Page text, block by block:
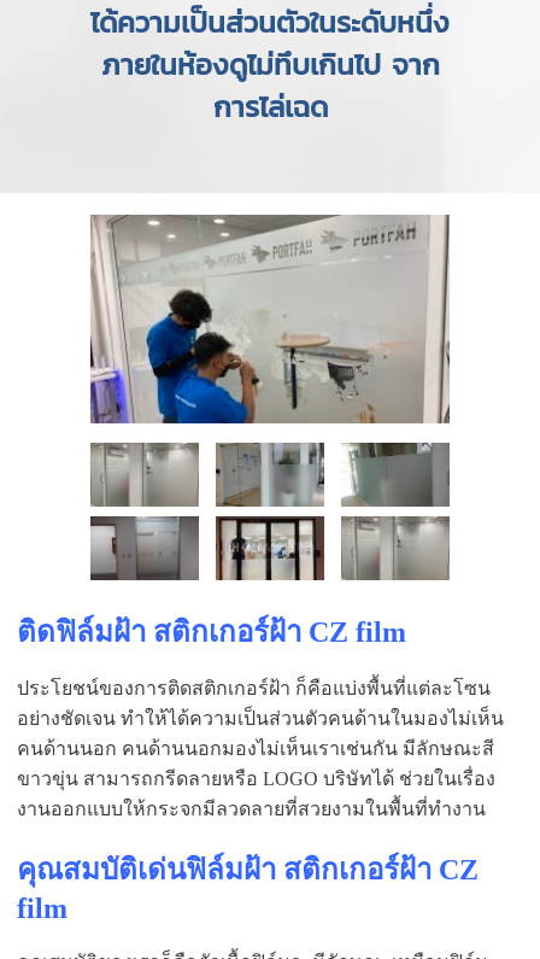
ได้ความเป็นส่วนตัวในระดับหนึ่ง
ภายในห้องดูไม่ทึบเกินไป จาก
การไล่เฉด
ติดฟิล์มฝ้า สติกเกอร์ฝ้า CZ film
ประโยชน์ของการติดสติกเกอร์ฝ้า ก็คือแบ่งพื้นที่แต่ละโซน
อย่างชัดเจน ทำให้ได้ความเป็นส่วนตัวคนด้านในมองไม่เห็น
คนด้านนอก คนด้านนอกมองไม่เห็นเราเช่นกัน มีลักษณะสี
ขาวขุ่น สามารถกรีดลายหรือ LOGO บริษัทได้ ช่วยในเรื่อง
งานออกแบบให้กระจกมีลวดลายที่สวยงามในพื้นที่ทำงาน
คุณสมบัติเด่นฟิล์มฝ้า สติกเกอร์ฝ้า CZ
film